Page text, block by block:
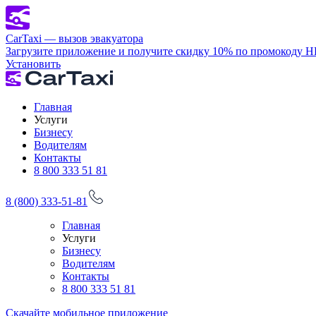
CarTaxi — вызов эвакуатора
Загрузите приложение и получите скидку 10% по промокоду
Установить
Главная
Услуги
Бизнесу
Водителям
Контакты
8 800 333 51 81
8 (800) 333-51-81
Главная
Услуги
Бизнесу
Водителям
Контакты
8 800 333 51 81
Скачайте мобильное приложение